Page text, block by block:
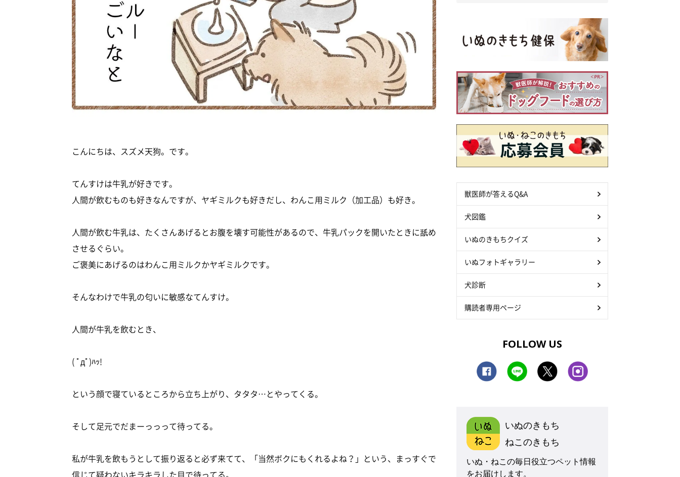
こんにちは、スズメ天狗。です。
てんすけは牛乳が好きです。
人間が飲むものも好きなんですが、ヤギミルクも好きだし、わんこ用ミルク（加工品）も好き。
人間が飲む牛乳は、たくさんあげるとお腹を壊す可能性があるので、牛乳パックを開いたときに舐め
させるぐらい。
ご褒美にあげるのはわんこ用ミルクかヤギミルクです。
そんなわけで牛乳の匂いに敏感なてんすけ。
人間が牛乳を飲むとき、
( ﾟдﾟ)ﾊｯ!
という顔で寝ているところから立ち上がり、タタタ…とやってくる。
そして足元でだまーっっって待ってる。
私が牛乳を飲もうとして振り返ると必ず来てて、「当然ボクにもくれるよね？」という、まっすぐで
信じて疑わないキラキラした目で待ってる。
獣医師が答えるQ&A
犬図鑑
いぬのきもちクイズ
いぬフォトギャラリー
犬診断
購読者専用ページ
FOLLOW US
いぬのきもち
ねこのきもち
いぬ・ねこの毎日役立つペット情報
をお届けします。